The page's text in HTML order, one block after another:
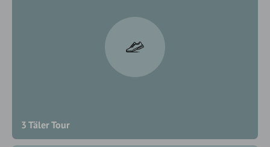
3 Täler Tour